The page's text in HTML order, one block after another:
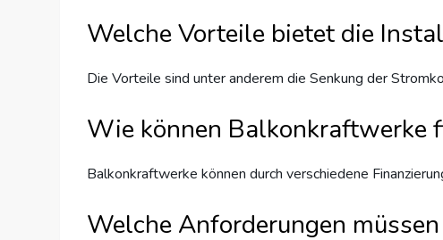
Welche Vorteile bietet die
Die Vorteile sind unter anderem die Senkung der
Wie können Balkonkraftwerke
Balkonkraftwerke können durch verschiedene
Welche Anforderungen